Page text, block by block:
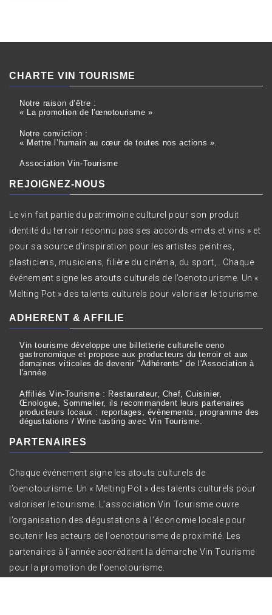
CHARTE VIN TOURISME
Notre raison d’être :
« La promotion de l'œnotourisme »
Notre conviction :
« Mettre l’humain au cœur de toutes nos actions ».
Association Vin-Tourisme
REJOIGNEZ-NOUS
Le vin fait partie du patrimoine culturel pour son produit
identité du terroir reconnu pas ses accords «mets et vins » et
pour sa source d’inspiration pour les artistes peintres,
plasticiens, musiciens, filière du cinéma, du sport,.. Chaque
événement signe les atouts culturels de l’oenotourisme. Un «
Melting Pot » des talents culturels pour valoriser le tourisme.
ADHERENT & AFFILIE
Vin tourisme développe une billetterie culturelle oeno
gastronomique et propose aux producteurs du terroir et aux
domaines viticoles de devenir "Adhérents" de l'Association à
l'année.
Affiliés Vin-Tourisme : Restaurateur, Chef, Cuisinier,
Œnologue, Sommelier, ils recommandent leurs partenaires
producteurs locaux : reportages, évènements, programme des
dégustations / Wine tasting avec Vin Tourisme.
PARTENAIRES
Chaque événement signe les atouts culturels de
l’oenotourisme. Un « Melting Pot » des talents culturels pour
valoriser le tourisme. L’association Vin Tourisme ouvre
l’organisation des dégustations à l’économie locale pour
soutenir les acteurs de l’oenotourisme de proximité. Les
partenaires à l'année accréditent la démarche Vin Tourisme
pour la promotion de l'oenotourisme.